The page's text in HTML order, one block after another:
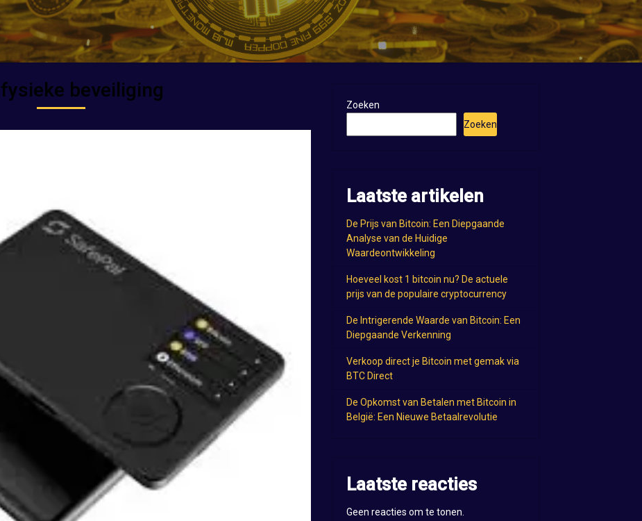
fysieke beveiliging
Zoeken
Zoeken
Laatste artikelen
De Prijs van Bitcoin: Een Diepgaande
Analyse van de Huidige
Waardeontwikkeling
Hoeveel kost 1 bitcoin nu? De actuele
prijs van de populaire cryptocurrency
De Intrigerende Waarde van Bitcoin: Een
Diepgaande Verkenning
Verkoop direct je Bitcoin met gemak via
BTC Direct
De Opkomst van Betalen met Bitcoin in
België: Een Nieuwe Betaalrevolutie
Laatste reacties
Geen reacties om te tonen.